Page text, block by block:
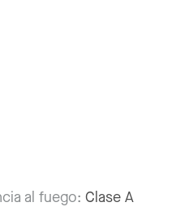
al fuego: Clase A